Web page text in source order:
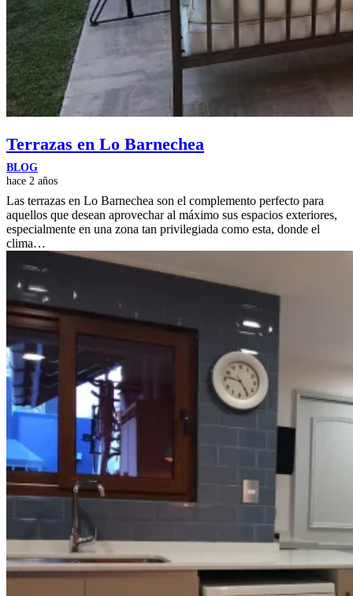
Terrazas en Lo Barnechea
BLOG
hace 2 años
Las terrazas en Lo Barnechea son el complemento perfecto para
aquellos que desean aprovechar al máximo sus espacios exteriores,
especialmente en una zona tan privilegiada como esta, donde el
clima…